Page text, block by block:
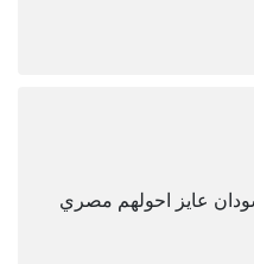
عايز احولهم مصري